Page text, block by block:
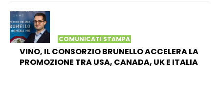
COMUNICATI STAMPA
VINO, IL CONSORZIO BRUNELLO ACCELERA LA
PROMOZIONE TRA USA, CANADA, UK E ITALIA